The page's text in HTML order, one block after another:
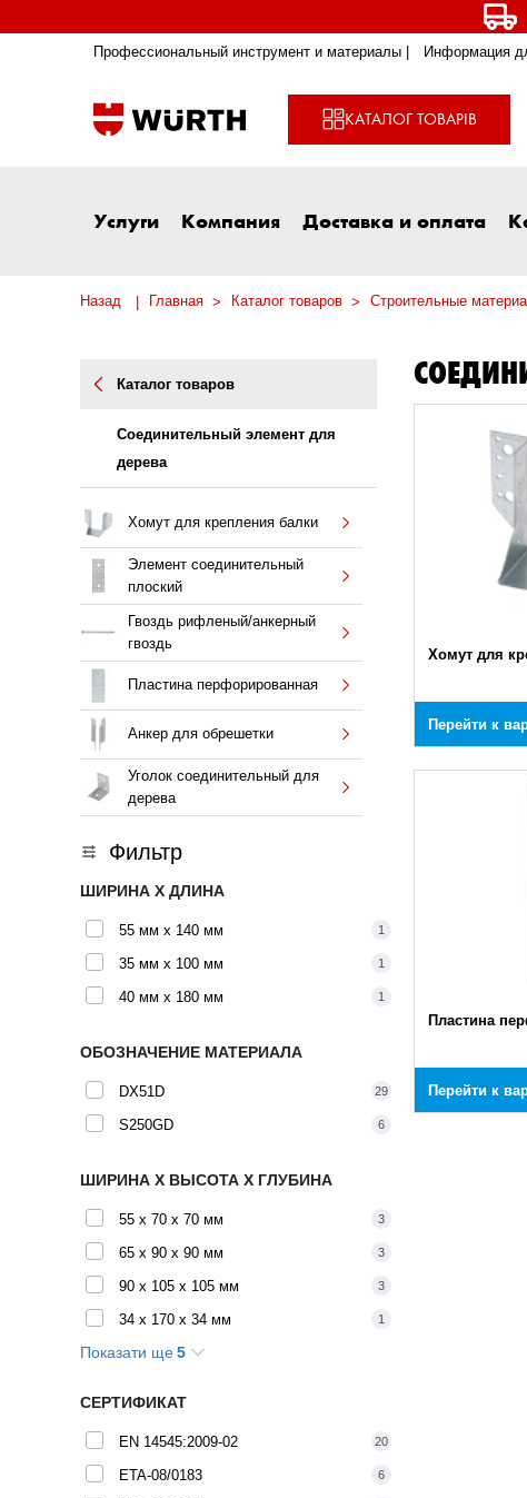
Профессиональный инструмент и материалы | Информация
КАТАЛОГ ТОВАРІВ
Услуги Компания Доставка и оплата
Назад Главная Каталог товаров Строительные
Каталог товаров
Соединительный элемент для
дерева
Хомут для крепления балки
Элемент соединительный
плоский
Гвоздь рифленый/анкерный
гвоздь
Пластина перфорированная
Анкер для обрешетки
Уголок соединительный для
дерева
Фильтр
ШИРИНА X ДЛИНА
55 мм x 140 мм 1
35 мм x 100 мм 1
40 мм x 180 мм 1
ОБОЗНАЧЕНИЕ МАТЕРИАЛА
DX51D 29
S250GD 6
ШИРИНА X ВЫСОТА X ГЛУБИНА
55 x 70 x 70 мм 3
65 x 90 x 90 мм 3
90 x 105 x 105 мм 3
34 x 170 x 34 мм 1
34 x 210 x 34 мм
Показати ще5
СЕРТИФИКАТ
EN 14545:2009-02 20
ETA-08/0183 6
Хомут для
Перейти к
Пластина
Перейти к